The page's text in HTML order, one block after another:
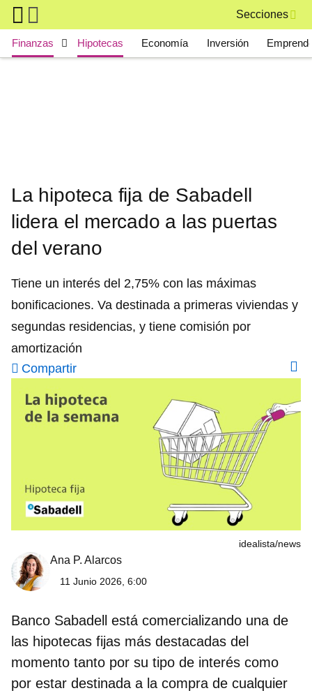
Skip to main content
Secciones
Main navigation
Finanzas Hipotecas Economía Inversión
La hipoteca fija de Sabadell
lidera el mercado a las puertas
del verano
Tiene un interés del 2,75% con las máximas
bonificaciones. Va destinada a primeras viviendas y
segundas residencias, y tiene comisión por
amortización
Compartir
idealista/news
Ana P. Alarcos
11 Junio 2026, 6:00
Banco Sabadell está comercializando una de
las hipotecas fijas más destacadas del
momento tanto por su tipo de interés como
por estar destinada a la compra de cualquier